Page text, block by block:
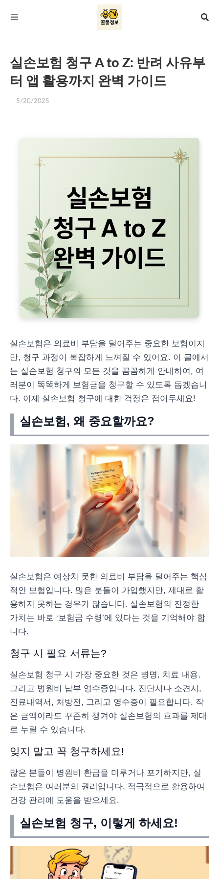
실손보험 청구 A to Z: 반려 사유부
터 앱 활용까지 완벽 가이드
5/20/2025
실손보험은 의료비 부담을 덜어주는 중요한 보험이지
만, 청구 과정이 복잡하게 느껴질 수 있어요. 이 글에서
는 실손보험 청구의 모든 것을 꼼꼼하게 안내하여, 여
러분이 똑똑하게 보험금을 청구할 수 있도록 돕겠습니
다. 이제 실손보험 청구에 대한 걱정은 접어두세요!
실손보험, 왜 중요할까요?
실손보험은 예상치 못한 의료비 부담을 덜어주는 핵심
적인 보험입니다. 많은 분들이 가입했지만, 제대로 활
용하지 못하는 경우가 많습니다. 실손보험의 진정한
가치는 바로 ‘보험금 수령’에 있다는 것을 기억해야 합
니다.
청구 시 필요 서류는?
실손보험 청구 시 가장 중요한 것은 병명, 치료 내용,
그리고 병원비 납부 영수증입니다. 진단서나 소견서,
진료내역서, 처방전, 그리고 영수증이 필요합니다. 작
은 금액이라도 꾸준히 챙겨야 실손보험의 효과를 제대
로 누릴 수 있습니다.
잊지 말고 꼭 청구하세요!
많은 분들이 병원비 환급을 미루거나 포기하지만, 실
손보험은 여러분의 권리입니다. 적극적으로 활용하여
건강 관리에 도움을 받으세요.
실손보험 청구, 이렇게 하세요!